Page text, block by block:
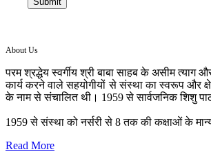
About Us
परम श्रद्धेय स्वर्गीय श्री बाबा साहब के असीम
कार्य करने वाले सहयोगीयों से संस्था का स्वरूप और
के नाम से संचालित थी। 1959 से सार्वजनिक शिशु
1959 से संस्था को नर्सरी से 8 तक की कक्षाओं के
Read More